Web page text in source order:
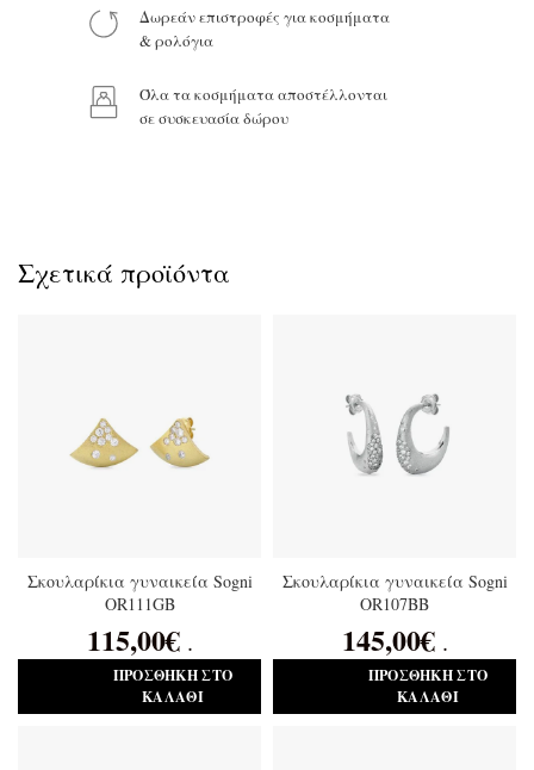
Δωρεάν επιστροφές για κοσμήματα
& ρολόγια
Όλα τα κοσμήματα αποστέλλονται
σε συσκευασία δώρου
Σχετικά προϊόντα
Σκουλαρίκια γυναικεία Sogni
OR111GB
115,00€ .
ΠΡΟΣΘΉΚΗ ΣΤΟ
ΚΑΛΆΘΙ
Σκουλαρίκια γυναικεία Sogni
OR107BB
145,00€ .
ΠΡΟΣΘΉΚΗ ΣΤΟ
ΚΑΛΆΘΙ